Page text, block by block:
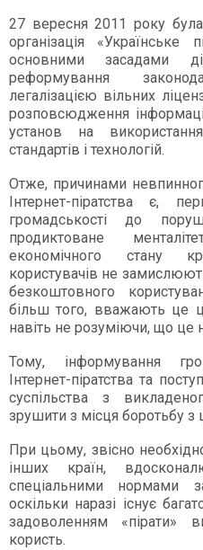
27 вересня 2011 року
організація «Українське
основними засадами
реформування
легалізацією вільних
розповсюдження
установ на
стандартів і технологій.
Отже, причинами
Інтернет-піратства є,
громадськості до
продиктоване
економічного стану
користувачів не
безкоштовного
більш того, вважають це
навіть не розуміючи, що це
Тому, інформування
Інтернет-піратства та
суспільства з
зрушити з місця боротьбу
При цьому, звісно
інших країн,
спеціальними нормами
оскільки наразі існує
задоволенням «пірати»
користь.